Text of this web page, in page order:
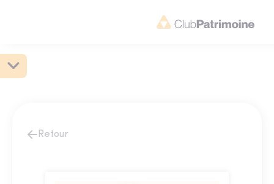
Retour